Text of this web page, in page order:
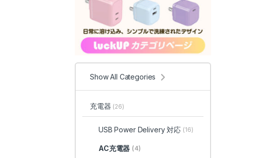
Show All Categories
充電器 (26)
USB Power Delivery 対応 (16)
AC充電器 (4)